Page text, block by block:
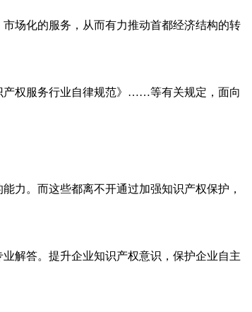
场化的服务，从而有力推动首都经济结构的转
产权服务行业自律规范》……等有关规定，面向
力。而这些都离不开通过加强知识产权保护，
解答。提升企业知识产权意识，保护企业自主